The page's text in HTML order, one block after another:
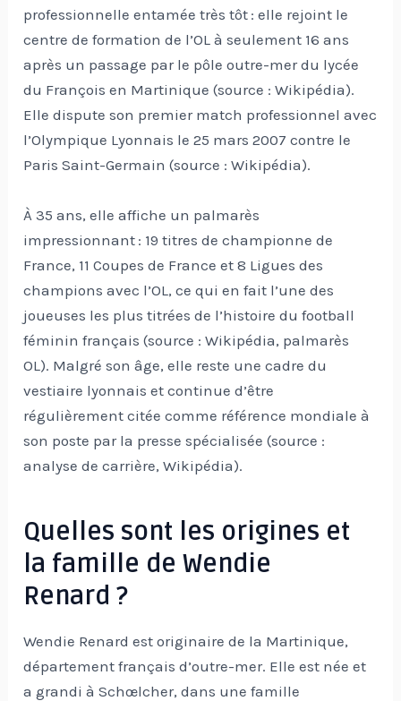
professionnelle entamée très tôt : elle rejoint le
centre de formation de l’OL à seulement 16 ans
après un passage par le pôle outre-mer du lycée
du François en Martinique (source : Wikipédia).
Elle dispute son premier match professionnel avec
l’Olympique Lyonnais le 25 mars 2007 contre le
Paris Saint-Germain (source : Wikipédia).
À 35 ans, elle affiche un palmarès
impressionnant : 19 titres de championne de
France, 11 Coupes de France et 8 Ligues des
champions avec l’OL, ce qui en fait l’une des
joueuses les plus titrées de l’histoire du football
féminin français (source : Wikipédia, palmarès
OL). Malgré son âge, elle reste une cadre du
vestiaire lyonnais et continue d’être
régulièrement citée comme référence mondiale à
son poste par la presse spécialisée (source :
analyse de carrière, Wikipédia).
Quelles sont les origines et
la famille de Wendie
Renard ?
Wendie Renard est originaire de la Martinique,
département français d’outre-mer. Elle est née et
a grandi à Schœlcher, dans une famille